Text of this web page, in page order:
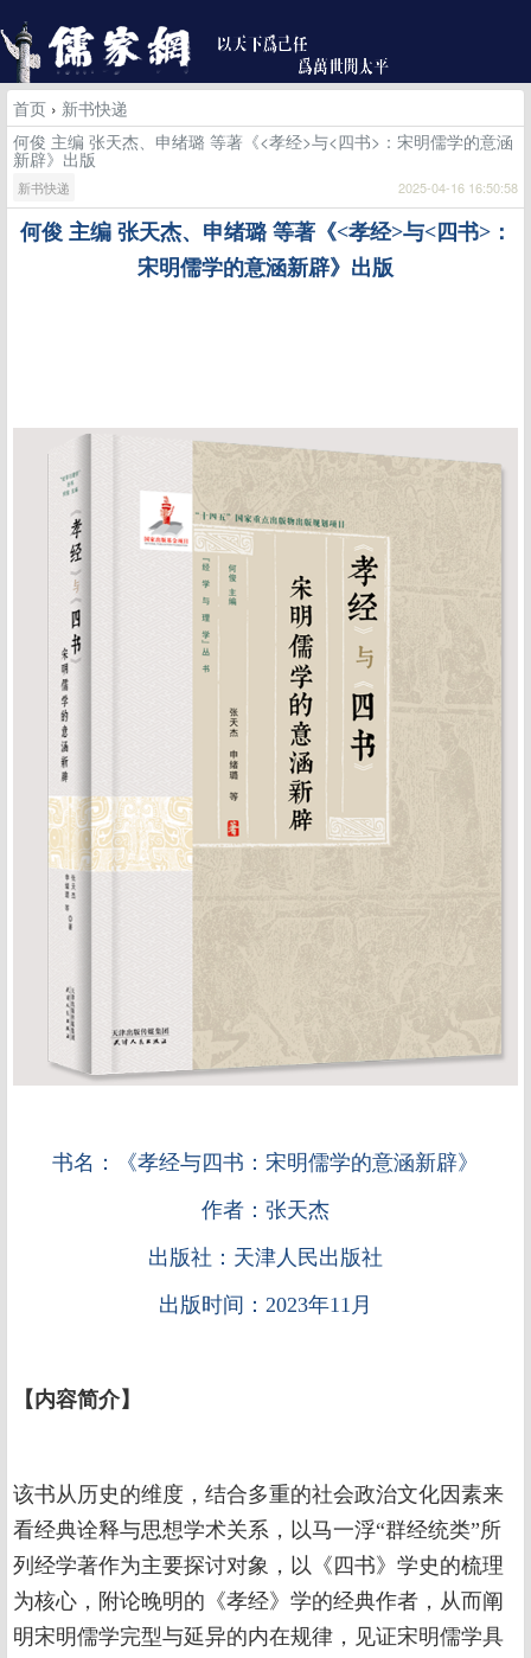
首页 › 新书快递
何俊 主编 张天杰、申绪璐 等著《<孝经>与<四书>：宋明儒学的意涵
新辟》出版
新书快递 2025-04-16 16:50:58
何俊 主编 张天杰、申绪璐 等著《<孝经>与<四书>：
宋明儒学的意涵新辟》出版
书名：《孝经与四书：宋明儒学的意涵新辟》
作者 ： 张天杰
出版社 ： 天津人民出版社
出版时间 ： 2023年11月
【内容简介】
该书从历史的维度，结合多重的社会政治文化因素来
看经典诠释与思想学术关系，以马一浮“群经统类”所
列经学著作为主要探讨对象，以《四书》学史的梳理
为核心，附论晚明的《孝经》学的经典作者，从而阐
明宋明儒学完型与延异的内在规律，见证宋明儒学具